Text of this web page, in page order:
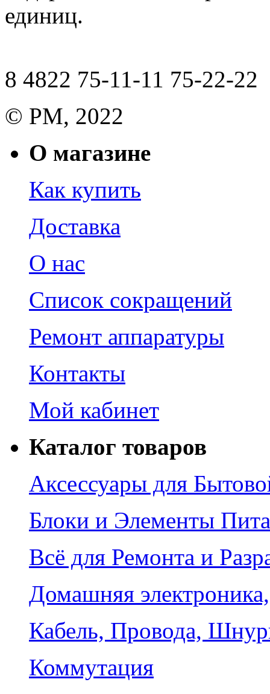
единиц.
8 4822 75-11-11 75-22-22
© РМ, 2022
О магазине
Как купить
Доставка
О нас
Список сокращений
Ремонт аппаратуры
Контакты
Мой кабинет
Каталог товаров
Аксессуары для
Блоки и Элементы
Всё для Ремонта и
Домашняя
Кабель, Провода,
Коммутация